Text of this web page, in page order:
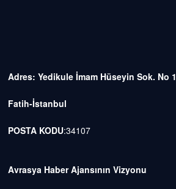
Adres: Yedikule İmam Hüseyin Sok. No 1
Fatih-İstanbul
POSTA KODU:34107
Avrasya Haber Ajansının Vizyonu